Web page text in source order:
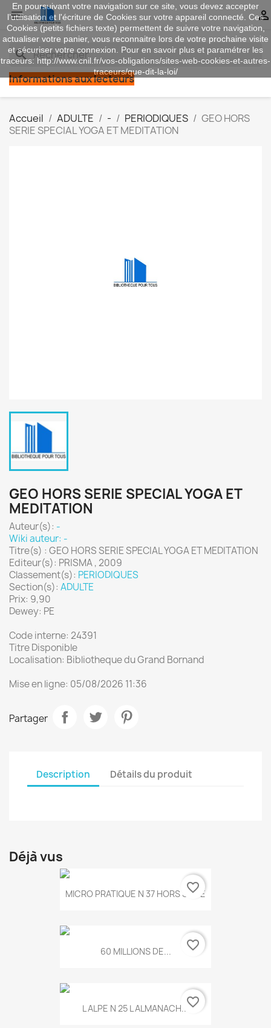
 
search
Informations aux lecteurs
Accueil ADULTE - PERIODIQUES
GEO HORS
SERIE SPECIAL YOGA ET MEDITATION
GEO HORS SERIE SPECIAL YOGA ET
MEDITATION
Auteur(s): -
Wiki auteur: -
Titre(s) : GEO HORS SERIE SPECIAL YOGA ET MEDITATION
Editeur(s): PRISMA , 2009
Classement(s): PERIODIQUES
Section(s): ADULTE
Prix: 9,90
Dewey: PE
Code interne: 24391
Titre Disponible
Localisation: Bibliotheque du Grand Bornand
Mise en ligne: 05/08/2026 11:36
Partager
Description Détails du produit
Déjà vus
MICRO PRATIQUE N 37 HORS SERIE
favorite_border
60 MILLIONS DE... favorite_border
L ALPE N 25 L ALMANACH...favorite_border
En poursuivant votre navigation sur ce site, vous devez accepter
l’utilisation et l'écriture de Cookies sur votre appareil connecté. Ces
Cookies (petits fichiers texte) permettent de suivre votre navigation,
actualiser votre panier, vous reconnaitre lors de votre prochaine visite
et sécuriser votre connexion. Pour en savoir plus et paramétrer les
traceurs: http://www.cnil.fr/vos-obligations/sites-web-cookies-et-autres-
traceurs/que-dit-la-loi/